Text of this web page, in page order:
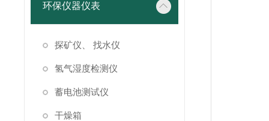
环保仪器仪表
探矿仪、 找水仪
氢气湿度检测仪
蓄电池测试仪
干燥箱